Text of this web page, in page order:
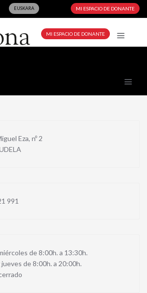
EUSKARA MI ESPACIO DE DONANTE
MI ESPACIO DE DONANTE
Eza, nº 2
991
de 8:00h. a 13:30h.
de 8:00h. a 20:00h.